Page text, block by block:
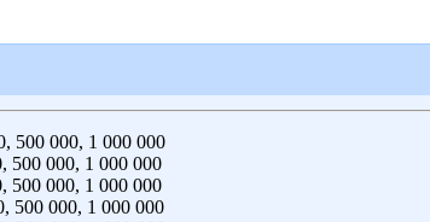
, 500 000, 1 000 000
, 500 000, 1 000 000
, 500 000, 1 000 000
, 500 000, 1 000 000